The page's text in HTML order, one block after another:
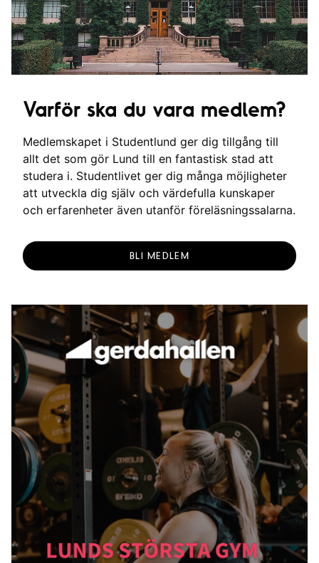
Varför ska du vara medlem?
Medlemskapet i Studentlund ger dig tillgång till
allt det som gör Lund till en fantastisk stad att
studera i. Studentlivet ger dig många möjligheter
att utveckla dig själv och värdefulla kunskaper
och erfarenheter även utanför föreläsningssalarna.
BLI MEDLEM